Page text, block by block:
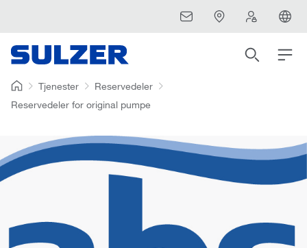
Tjenester
Reservedeler
Reservedeler for original pumpe